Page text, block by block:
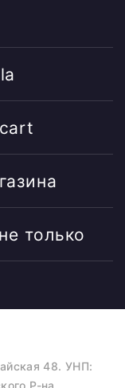
только
48. УНП:
Р-на.